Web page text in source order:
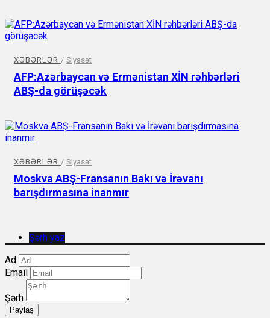
XƏBƏRLƏR / Siyasət
AFP:Azərbaycan və Ermənistan XİN rəhbərləri
ABŞ-da görüşəcək
XƏBƏRLƏR / Siyasət
Moskva ABŞ-Fransanın Bakı və İrəvanı
barışdırmasına inanmır
Şərh yaz
Ad
Email
Şərh
Paylaş